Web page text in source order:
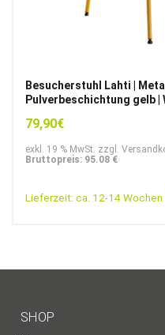
Besucherstuhl Lahti |
Pulverbeschichtung gelb |
79,90€
exkl. 19 % MwSt. zzgl.
Bruttopreis: 95.08 €
Lieferzeit: ca. 12-14 Wochen
SHOP